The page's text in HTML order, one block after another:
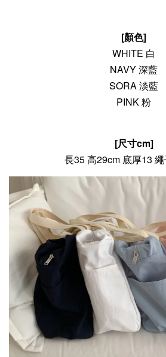
[顏色]
WHITE 白
NAVY 深藍
SORA 淡藍
PINK 粉
[尺寸cm]
長35 高29cm 底厚13